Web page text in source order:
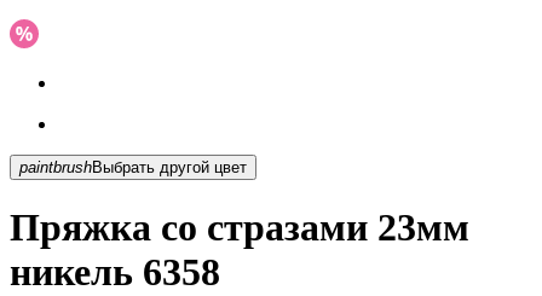
paintbrush Выбрать другой цвет
Пряжка со стразами 23мм
никель 6358